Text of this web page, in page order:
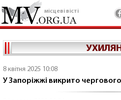
місцеві вісті
8 квітня 2025 10:08
У Запоріжжі викрито